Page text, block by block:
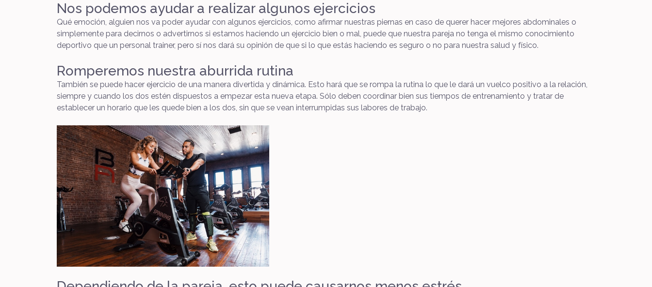
Nos podemos ayudar a realizar algunos ejercicios
Qué emoción, alguien nos va poder ayudar con algunos ejercicios, como afirmar nuestras piernas en caso de querer hacer mejores abdominales o
simplemente para decirnos o advertirnos si estamos haciendo un ejercicio bien o mal, puede que nuestra pareja no tenga el mismo conocimiento
deportivo que un personal trainer, pero sí nos dará su opinión de que si lo que estás haciendo es seguro o no para nuestra salud y físico.
Romperemos nuestra aburrida rutina
También se puede hacer ejercicio de una manera divertida y dinámica. Esto hará que se rompa la rutina lo que le dará un vuelco positivo a la relación,
siempre y cuando los dos estén dispuestos a empezar esta nueva etapa. Sólo deben coordinar bien sus tiempos de entrenamiento y tratar de
establecer un horario que les quede bien a los dos, sin que se vean interrumpidas sus labores de trabajo.